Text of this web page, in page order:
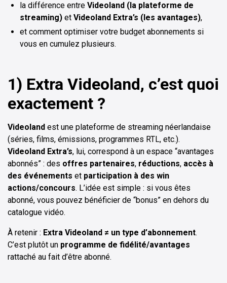
la différence entre Videoland (la plateforme de
streaming) et Videoland Extra’s (les avantages),
et comment optimiser votre budget abonnements si
vous en cumulez plusieurs.
1) Extra Videoland, c’est quoi
exactement ?
Videoland est une plateforme de streaming néerlandaise
(séries, films, émissions, programmes RTL, etc.).
Videoland Extra’s, lui, correspond à un espace “avantages
abonnés” : des offres partenaires, réductions, accès à
des événements et participation à des win
actions/concours. L’idée est simple : si vous êtes
abonné, vous pouvez bénéficier de “bonus” en dehors du
catalogue vidéo.
À retenir : Extra Videoland ≠ un type d’abonnement.
C’est plutôt un programme de fidélité/avantages
rattaché au fait d’être abonné.